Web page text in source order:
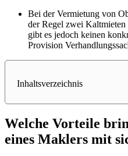
Bei der Vermietung von
der Regel zwei
gibt es jedoch keinen
Provision
Inhaltsverzeichnis
Welche Vorteile
eines Maklers mit